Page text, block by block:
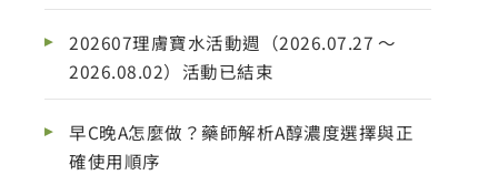
202607理膚寶水活動週（2026.07.27 ～
2026.08.02）活動已結束
早C晚A怎麼做？藥師解析A醇濃度選擇與正
確使用順序